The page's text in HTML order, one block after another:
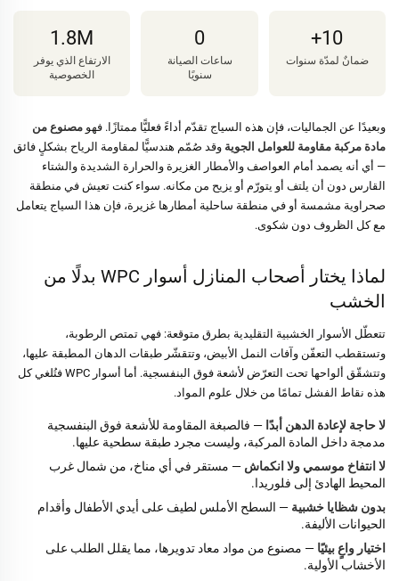
10+
ضمانٌ لمدّة سنوات
0
ساعات الصيانة
سنويًا
1.8M
الارتفاع الذي يوفر
الخصوصية
وبعيدًا عن الجماليات، فإن هذه السياج تقدّم أداءً فعليًّا ممتازًا. فهو مصنوع من
مادة مركبة مقاومة للعوامل الجوية وقد صُمّم هندسيًّا لمقاومة الرياح بشكلٍ فائق
— أي أنه يصمد أمام العواصف والأمطار الغزيرة والحرارة الشديدة والشتاء
القارس دون أن يلتف أو يتورّم أو يزيح من مكانه. سواء كنت تعيش في منطقة
صحراوية مشمسة أو في منطقة ساحلية أمطارها غزيرة، فإن هذا السياج يتعامل
مع كل الظروف دون شكوى.
لماذا يختار أصحاب المنازل أسوار WPC بدلًا من
الخشب
تتعطّل الأسوار الخشبية التقليدية بطرق متوقعة: فهي تمتص الرطوبة،
وتستقطب التعفّن وآفات النمل الأبيض، وتتقشّر طبقات الدهان المطبقة عليها،
وتتشقّق ألواحها تحت التعرّض لأشعة فوق البنفسجية. أما أسوار WPC فتُلغي كل
هذه نقاط الفشل تمامًا من خلال علوم المواد.
لا حاجة لإعادة الدهن أبدًا — فالصبغة المقاومة للأشعة فوق البنفسجية
مدمجة داخل المادة المركبة، وليست مجرد طبقة سطحية عليها.
لا انتفاخ موسمي ولا انكماش — مستقر في أي مناخ، من شمال غرب
المحيط الهادئ إلى فلوريدا.
بدون شظايا خشبية — السطح الأملس لطيف على أيدي الأطفال وأقدام
الحيوانات الأليفة.
اختيار واعٍ بيئيًا — مصنوع من مواد معاد تدويرها، مما يقلل الطلب على
الأخشاب الأولية.